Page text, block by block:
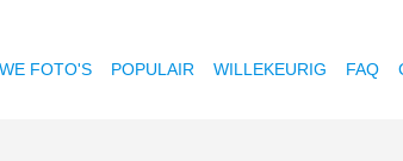
FOTO'S POPULAIR WILLEKEURIG FAQ